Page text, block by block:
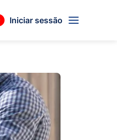
Iniciar sessão